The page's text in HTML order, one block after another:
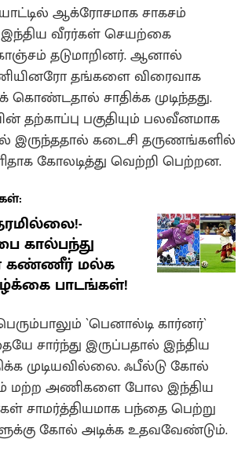
ஆக்ரோசமாக சாகசம்
இந்திய வீரர்கள் செயற்கை
தடுமாறினர். ஆனால்
தங்களை விரைவாக
கொண்டதால் சாதிக்க முடிந்தது.
தற்காப்பு பகுதியும் பலவீனமாக
இருந்ததால் கடைசி தருணங்களில்
கோலடித்து வெற்றி பெற்றன.
கால்பந்து
கண்ணீர் மல்க
பாடங்கள்!
`பெனால்டி கார்னர்`
சார்ந்து இருப்பதால் இந்திய
முடியவில்லை. ஃபீல்டு கோல்
மற்ற அணிகளை போல இந்திய
சாமர்த்தியமாக பந்தை பெற்று
கோல் அடிக்க உதவவேண்டும்.